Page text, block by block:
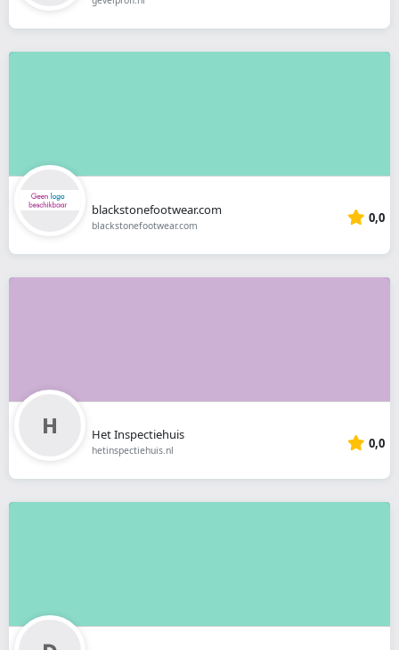
blackstonefootwear.com
blackstonefootwear.com 0,0
Het Inspectiehuis
hetinspectiehuis.nl 0,0